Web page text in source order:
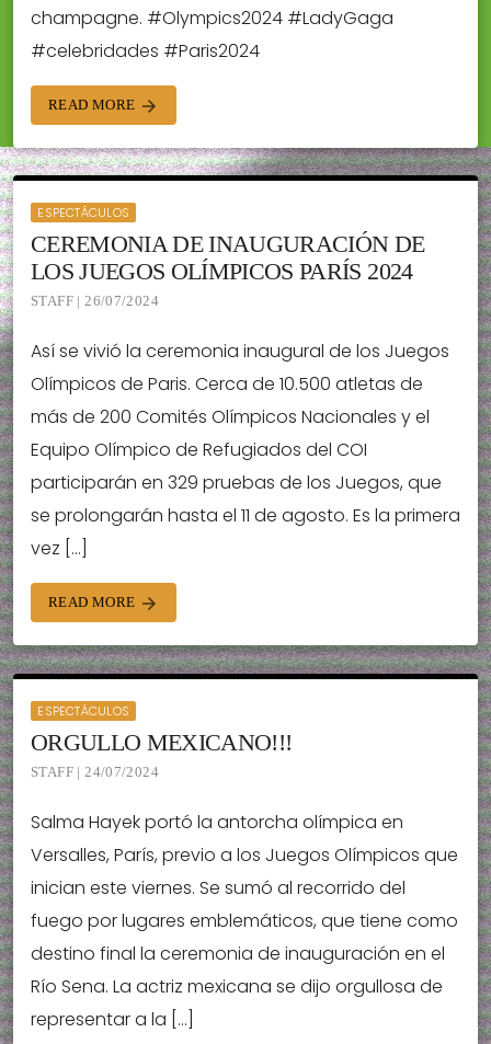
champagne. #Olympics2024 #LadyGaga
#celebridades #Paris2024
READ MORE arrow_forward
ESPECTÁCULOS
CEREMONIA DE INAUGURACIÓN DE
LOS JUEGOS OLÍMPICOS PARÍS 2024
STAFF | 26/07/2024
Así se vivió la ceremonia inaugural de los Juegos
Olímpicos de Paris. Cerca de 10.500 atletas de
más de 200 Comités Olímpicos Nacionales y el
Equipo Olímpico de Refugiados del COI
participarán en 329 pruebas de los Juegos, que
se prolongarán hasta el 11 de agosto. Es la primera
vez […]
READ MORE arrow_forward
ESPECTÁCULOS
ORGULLO MEXICANO!!!
STAFF | 24/07/2024
Salma Hayek portó la antorcha olímpica en
Versalles, París, previo a los Juegos Olímpicos que
inician este viernes. Se sumó al recorrido del
fuego por lugares emblemáticos, que tiene como
destino final la ceremonia de inauguración en el
Río Sena. La actriz mexicana se dijo orgullosa de
representar a la […]